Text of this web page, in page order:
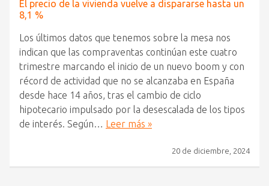
El precio de la vivienda vuelve a dispararse hasta un
8,1 %
Los últimos datos que tenemos sobre la mesa nos
indican que las compraventas continúan este cuatro
trimestre marcando el inicio de un nuevo boom y con
récord de actividad que no se alcanzaba en España
desde hace 14 años, tras el cambio de ciclo
hipotecario impulsado por la desescalada de los tipos
de interés. Según… Leer más »
20 de diciembre, 2024